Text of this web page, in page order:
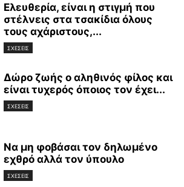
Ελευθερία, είναι η στιγμή που
στέλνεις στα τσακίδια όλους
τους αχάριστους,...
ΣΧΕΣΕΙΣ
Δώρο ζωής ο αληθινός φίλος και
είναι τυχερός όποιος τον έχει...
ΣΧΕΣΕΙΣ
Να μη φοβάσαι τον δηλωμένο
εχθρό αλλά τον ύπουλο
ΣΧΕΣΕΙΣ